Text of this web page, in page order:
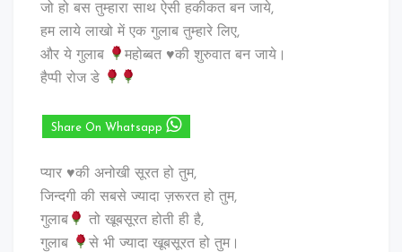
जो हो बस तुम्हारा साथ ऐसी हकीकत बन जाये,
हम लाये लाखो में एक गुलाब तुम्हारे लिए,
और ये गुलाब
महोब्बत ♥️की शुरुवात बन जाये।
हैप्पी रोज डे
Share On Whatsapp
प्यार ♥️की अनोखी सूरत हो तुम,
जिन्दगी की सबसे ज्यादा ज़रूरत हो तुम,
गुलाब
तो खूबसूरत होती ही है,
गुलाब
से भी ज्यादा खूबसूरत हो तुम।